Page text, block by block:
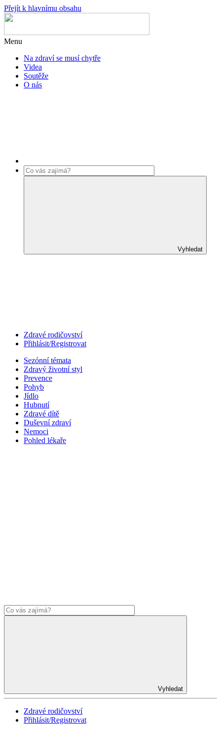
Přejít k hlavnímu obsahu
Menu
Na zdraví se musí chytře
Videa
Soutěže
O nás
Vyhledat
Zdravé rodičovství
Přihlásit/Registrovat
Sezónní témata
Zdravý životní styl
Prevence
Pohyb
Jídlo
Hubnutí
Zdravé dítě
Duševní zdraví
Nemoci
Pohled lékaře
Vyhledat
Zdravé rodičovství
Přihlásit/Registrovat